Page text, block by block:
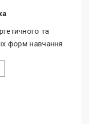
та
форм навчання